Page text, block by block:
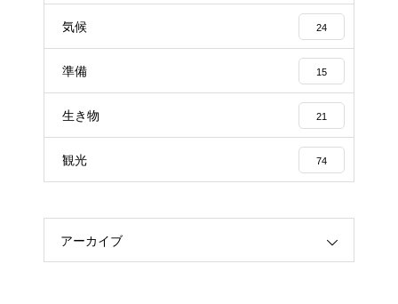
気候 24
準備 15
生き物 21
観光 74
アーカイブ